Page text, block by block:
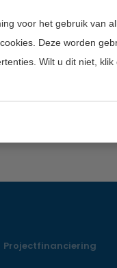
voor het gebruik van
Deze worden
Wilt u dit niet,
Chair allows the
2 years, in one or
Ile-de-France that are
suitable
Projectfinanciering